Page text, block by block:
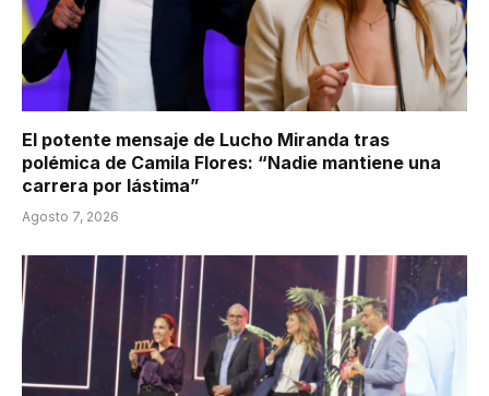
El potente mensaje de Lucho Miranda tras
polémica de Camila Flores: “Nadie mantiene una
carrera por lástima”
Agosto 7, 2026